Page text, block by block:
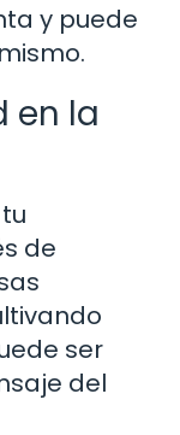
y puede
en la
de
ser
del